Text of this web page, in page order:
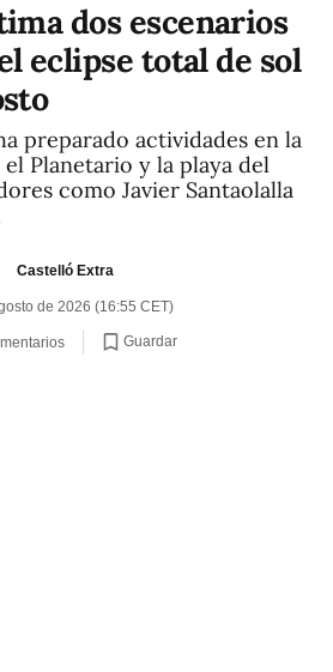
dos escenarios
eclipse total de sol
preparado actividades en la
Planetario y la playa del
como Javier Santaolalla
Castelló Extra
de 2026 (16:55 CET)
Guardar